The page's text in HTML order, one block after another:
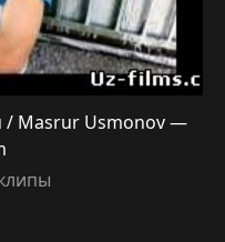
/ Masrur Usmonov —